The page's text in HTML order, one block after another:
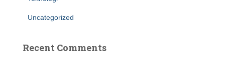
Uncategorized
Recent Comments